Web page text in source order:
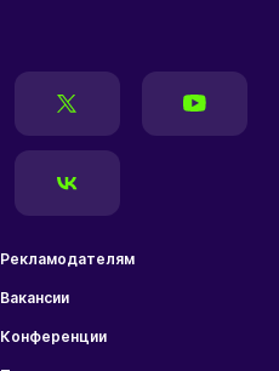
Рекламодателям
Вакансии
Конференции